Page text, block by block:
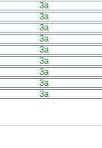
За
За
За
За
За
За
За
За
За